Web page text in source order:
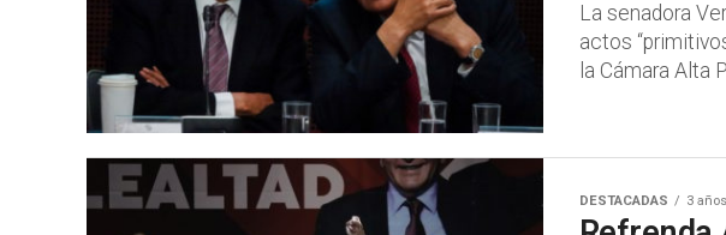
La senadora
actos
la Cámara Alta
DESTACADAS 3 años